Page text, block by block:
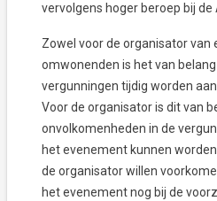
vervolgens hoger beroep bij de
Zowel voor de organisator van
omwonenden is het van
vergunningen tijdig worden
Voor de organisator is dit van
onvolkomenheden in de
het evenement kunnen
de organisator willen
het evenement nog bij de